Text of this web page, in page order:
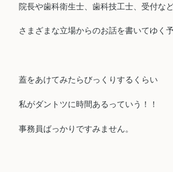
院長や歯科衛生士、歯科技工士、受付など
さまざまな立場からのお話を書いてゆく
蓋をあけてみたらびっくりするくらい
私がダントツに時間あるっていう！！
事務員ばっかりですみません。